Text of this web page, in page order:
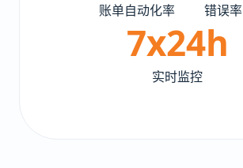
账单自动化率 错误率
7x24h
实时监控